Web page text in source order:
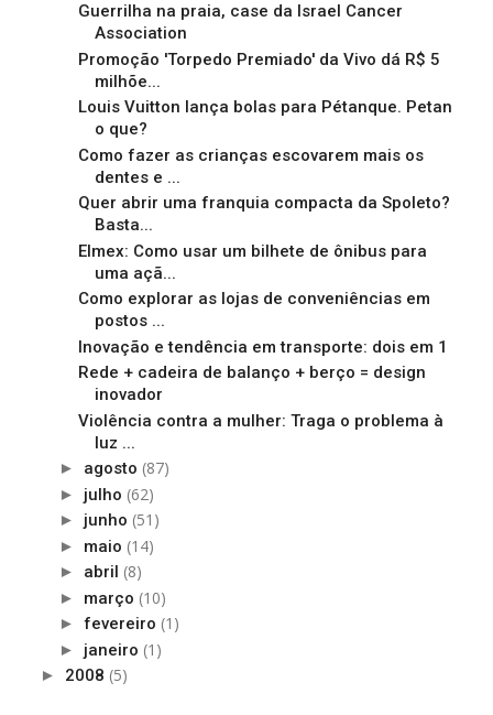
Guerrilha na praia, case da Israel Cancer
Association
Promoção 'Torpedo Premiado' da Vivo dá R$ 5
milhõe...
Louis Vuitton lança bolas para Pétanque. Petan
o que?
Como fazer as crianças escovarem mais os
dentes e ...
Quer abrir uma franquia compacta da Spoleto?
Basta...
Elmex: Como usar um bilhete de ônibus para
uma açã...
Como explorar as lojas de conveniências em
postos ...
Inovação e tendência em transporte: dois em 1
Rede + cadeira de balanço + berço = design
inovador
Violência contra a mulher: Traga o problema à
luz ...
► agosto (87)
► julho (62)
► junho (51)
► maio (14)
► abril (8)
► março (10)
► fevereiro (1)
► janeiro (1)
► 2008 (5)